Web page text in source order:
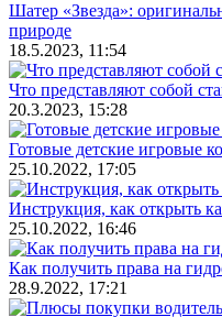
Шатер «Звезда»:
природе
18.5.2023, 11:54
Что представляют собой
20.3.2023, 15:28
Готовые детские игровые
25.10.2022, 17:05
Инструкция, как открыть
25.10.2022, 16:46
Как получить права на
28.9.2022, 17:21